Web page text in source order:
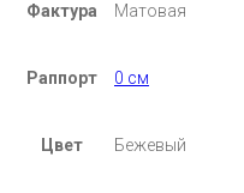
Фактура Матовая
Раппорт 0 см
Цвет Бежевый